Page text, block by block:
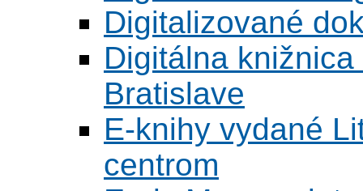
Digitalizované
Digitálna
Bratislave
E-knihy vydané
centrom